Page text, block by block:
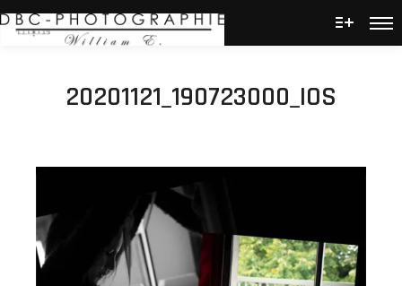
Plus
20201121_190723000_IOS